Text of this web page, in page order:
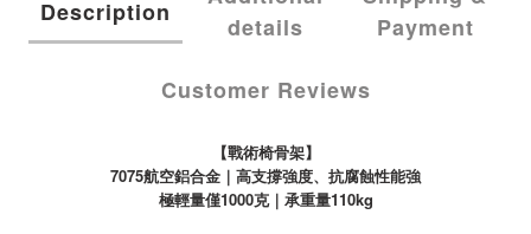
Description
details
Payment
Customer Reviews
【戰術椅骨架】
7075航空鋁合金｜ 高支撐強度、 抗腐蝕性能強
極輕量僅1000克｜承重量110kg